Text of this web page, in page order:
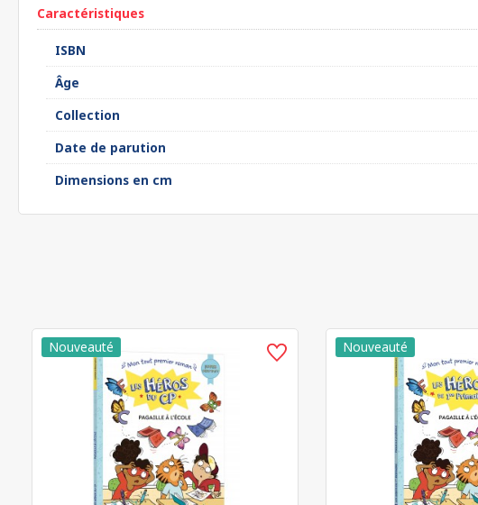
Caractéristiques
ISBN
Âge
Collection
Date de parution
Dimensions en cm